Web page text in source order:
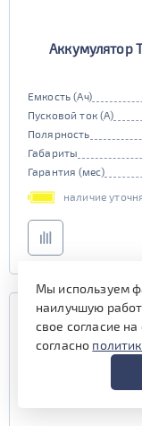
Аккумулятор
Емкость (Ач)
Пусковой ток (А)
Полярность
Габариты
Гарантия (мес)
наличие
Мы используем
наилучшую
свое согласие
согласно